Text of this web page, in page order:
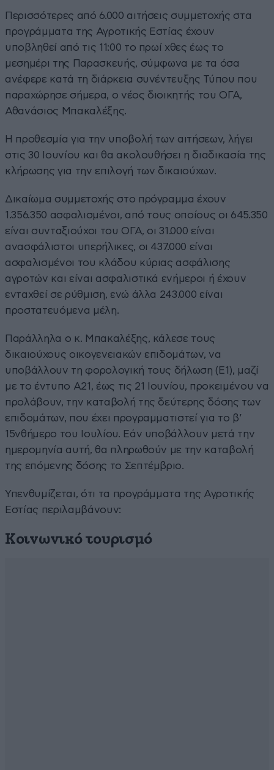
Περισσότερες από 6.000 αιτήσεις συμμετοχής στα
προγράμματα της Αγροτικής Εστίας έχουν
υποβληθεί από τις 11:00 το πρωί χθες έως το
μεσημέρι της Παρασκευής, σύμφωνα με τα όσα
ανέφερε κατά τη διάρκεια συνέντευξης Τύπου που
παραχώρησε σήμερα, ο νέος διοικητής του ΟΓΑ,
Αθανάσιος Μπακαλέξης.
Η προθεσμία για την υποβολή των αιτήσεων, λήγει
στις 30 Ιουνίου και θα ακολουθήσει η διαδικασία της
κλήρωσης για την επιλογή των δικαιούχων.
Δικαίωμα συμμετοχής στο πρόγραμμα έχουν
1.356.350 ασφαλισμένοι, από τους οποίους οι 645.350
είναι συνταξιούχοι του ΟΓΑ, οι 31.000 είναι
ανασφάλιστοι υπερήλικες, οι 437.000 είναι
ασφαλισμένοι του κλάδου κύριας ασφάλισης
αγροτών και είναι ασφαλιστικά ενήμεροι ή έχουν
ενταχθεί σε ρύθμιση, ενώ άλλα 243.000 είναι
προστατευόμενα μέλη.
Παράλληλα ο κ. Μπακαλέξης, κάλεσε τους
δικαιούχους οικογενειακών επιδομάτων, να
υποβάλλουν τη φορολογική τους δήλωση (Ε1), μαζί
με το έντυπο Α21, έως τις 21 Ιουνίου, προκειμένου να
προλάβουν, την καταβολή της δεύτερης δόσης των
επιδομάτων, που έχει προγραμματιστεί για το β’
15νθήμερο του Ιουλίου. Εάν υποβάλλουν μετά την
ημερομηνία αυτή, θα πληρωθούν με την καταβολή
της επόμενης δόσης το Σεπτέμβριο.
Υπενθυμίζεται, ότι τα προγράμματα της Αγροτικής
Εστίας περιλαμβάνουν:
Κοινωνικό τουρισμό